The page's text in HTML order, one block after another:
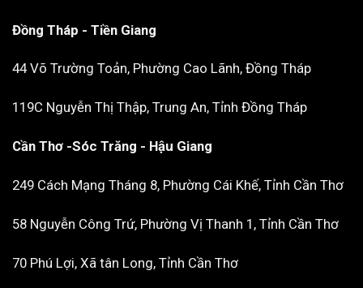
Đồng Tháp - Tiền Giang
44 Võ Trường Toản, Phường Cao Lãnh, Đồng Tháp
119C Nguyễn Thị Thập, Trung An, Tỉnh Đồng Tháp
Cần Thơ -Sóc Trăng - Hậu Giang
249 Cách Mạng Tháng 8, Phường Cái Khế, Tỉnh Cần Thơ
58 Nguyễn Công Trứ, Phường Vị Thanh 1, Tỉnh Cần Thơ
70 Phú Lợi, Xã tân Long, Tỉnh Cần Thơ